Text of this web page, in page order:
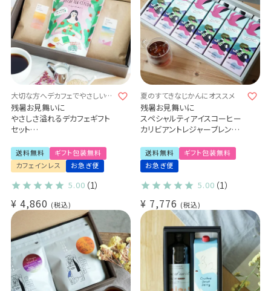
大切な方へデカフェでやさしい贈
り物を
残暑お見舞いに
やさしさ溢れるデカフェギフト
セット
デカフェセイロンティー / 有機
グリーンルイボスティー
デカフェコーヒー豆（100g×2
袋）
デカフェ メキシコ
特別なデカフェギフト
送料無料 お礼 内祝 出産祝い
(src)
送料無料
ギフト包装無料
カフェインレス
お急ぎ便
5.00 （1）
¥ 4,860 税込
夏のすてきなじかんにオススメ
残暑お見舞いに
スペシャルティアイスコーヒー
カリビアントレジャーブレンド
６本ギフトセット
送料無料
ギフト包装無料
お急ぎ便
5.00 （1）
¥ 7,776 税込